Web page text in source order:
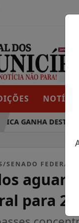
NOTÍCIAS
GANHA
SENADO FEDERAL
para